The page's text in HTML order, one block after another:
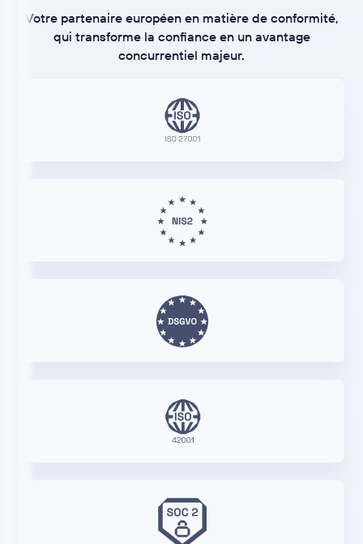
Votre partenaire européen en matière de conformité,
qui transforme la confiance en un avantage
concurrentiel majeur.